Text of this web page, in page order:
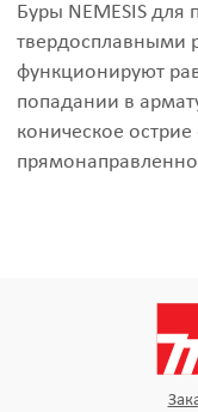
Буры NEMESIS для
твердосплавными
функционируют
попадании в
коническое